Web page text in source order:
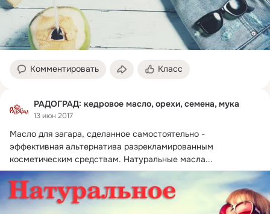
Комментировать Класс
РАДОГРАД: кедровое масло, орехи, семена, мука
13 июн 2017
Масло для загара, сделанное самостоятельно -
эффективная альтернатива разрекламированным
косметическим средствам. Натуральные масла...